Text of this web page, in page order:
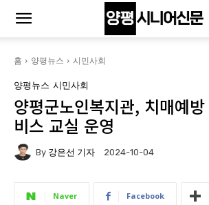
홈 양평뉴스 시민사회
양평뉴스 시민사회
양평군노인복지관, 치매예
비스 교실 운영
By 강은선 기자 2024-10-04
Naver Facebook